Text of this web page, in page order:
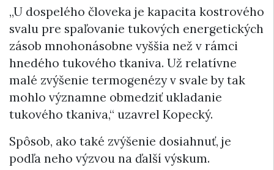
„U dospelého človeka je kapacita kostrového
svalu pre spaľovanie tukových energetických
zásob mnohonásobne vyššia než v rámci
hnedého tukového tkaniva. Už relatívne
malé zvýšenie termogenézy v svale by tak
mohlo významne obmedziť ukladanie
tukového tkaniva,“ uzavrel Kopecký.
Spôsob, ako také zvýšenie dosiahnuť, je
podľa neho výzvou na ďalší výskum.